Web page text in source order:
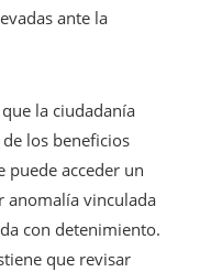
ante la
la ciudadanía
los beneficios
puede acceder un
anomalía vinculada
con detenimiento.
que revisar